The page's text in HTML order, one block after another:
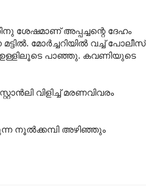
ശേഷമാണ് അപ്പച്ചന്റെ ദേഹം
മോർച്ചറിയിൽ വച്ച് പോലീസ്
ഉള്ളിലൂടെ പാഞ്ഞു. കവണിയുടെ
വിളിച്ച് മരണവിവരം
നൂൽക്കമ്പി അഴിഞ്ഞും